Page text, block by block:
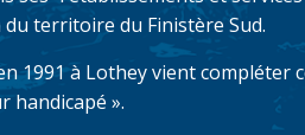
territoire du Finistère Sud.
1991 à Lothey vient compléter
handicapé ».